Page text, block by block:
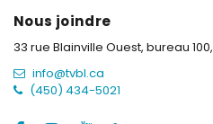
Nous joindre
33 rue Blainville Ouest, bureau 100,
info@tvbl.ca
(450) 434-5021